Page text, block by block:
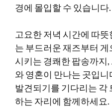
경에 몰입할 수 있습니다.
고요한 저녁 시간에 따
는 부드러운 재즈부터
시키는 경쾌한 팝송까지,
와 영혼이 만나는 곳입니
발견되기를 기다리는 각
하는 자리에 함께하세요.